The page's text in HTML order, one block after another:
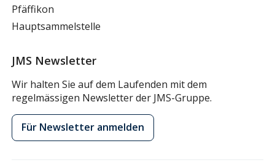
Pfäffikon
Hauptsammelstelle
JMS Newsletter
Wir halten Sie auf dem Laufenden mit dem
regelmässigen Newsletter der JMS-Gruppe.
Für Newsletter anmelden